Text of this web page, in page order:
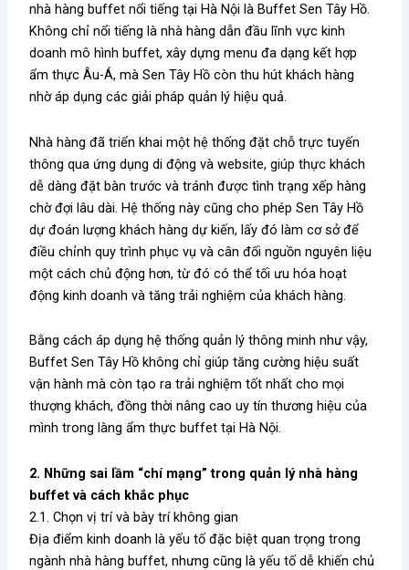
nhà hàng buffet nổi tiếng tại Hà Nội là Buffet Sen Tây Hồ.
Không chỉ nổi tiếng là nhà hàng dẫn đầu lĩnh vực kinh
doanh mô hình buffet, xây dựng menu đa dạng kết hợp
ẩm thực Âu-Á, mà Sen Tây Hồ còn thu hút khách hàng
nhờ áp dụng các giải pháp quản lý hiệu quả.
Nhà hàng đã triển khai một hệ thống đặt chỗ trực tuyến
thông qua ứng dụng di động và website, giúp thực khách
dễ dàng đặt bàn trước và tránh được tình trạng xếp hàng
chờ đợi lâu dài. Hệ thống này cũng cho phép Sen Tây Hồ
dự đoán lượng khách hàng dự kiến, lấy đó làm cơ sở để
điều chỉnh quy trình phục vụ và cân đối nguồn nguyên liệu
một cách chủ động hơn, từ đó có thể tối ưu hóa hoạt
động kinh doanh và tăng trải nghiệm của khách hàng.
Bằng cách áp dụng hệ thống quản lý thông minh như vậy,
Buffet Sen Tây Hồ không chỉ giúp tăng cường hiệu suất
vận hành mà còn tạo ra trải nghiệm tốt nhất cho mọi
thượng khách, đồng thời nâng cao uy tín thương hiệu của
mình trong làng ẩm thực buffet tại Hà Nội.
2. Những sai lầm “chí mạng” trong quản lý nhà hàng
buffet và cách khắc phục
2.1. Chọn vị trí và bày trí không gian
Địa điểm kinh doanh là yếu tố đặc biệt quan trọng trong
ngành nhà hàng buffet, nhưng cũng là yếu tố dễ khiến chủ